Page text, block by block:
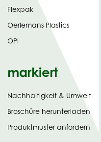
Flexpak
Oerlemans Plastics
OPI
markiert
Nachhaltigkeit & Umwelt
Broschüre herunterladen
in
new
Produktmuster anfordern